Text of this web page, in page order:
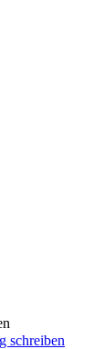
schreiben